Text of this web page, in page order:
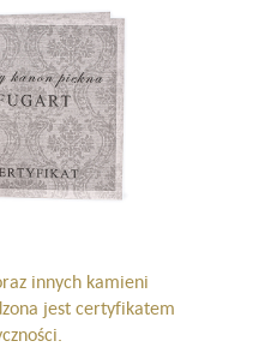
innych kamieni
jest certyfikatem